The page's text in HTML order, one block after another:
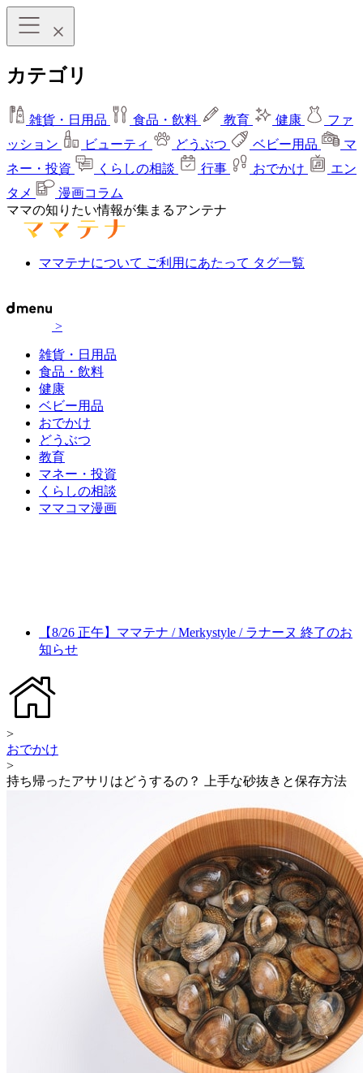
カテゴリ
雑貨・日用品 食品・飲料 教育 健康
ファ
ッション
ビューティ どうぶつ ベビー用品
マ
ネー・投資
くらしの相談 行事 おでかけ
エン
タメ
漫画コラム
ママの知りたい情報が集まるアンテナ
ママテナについて ご利用にあたって タグ一覧
>
雑貨・日用品
食品・飲料
健康
ベビー用品
おでかけ
どうぶつ
教育
マネー・投資
くらしの相談
ママコマ漫画
【8/26 正午】ママテナ / Merkystyle / ラナーヌ 終了のお
知らせ
>
おでかけ
>
持ち帰ったアサリはどうするの？ 上手な砂抜きと保存方法